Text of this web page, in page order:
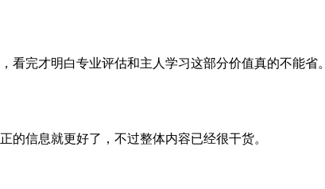
看完才明白专业评估和主人学习这部分价值真的不能省。
的信息就更好了，不过整体内容已经很干货。